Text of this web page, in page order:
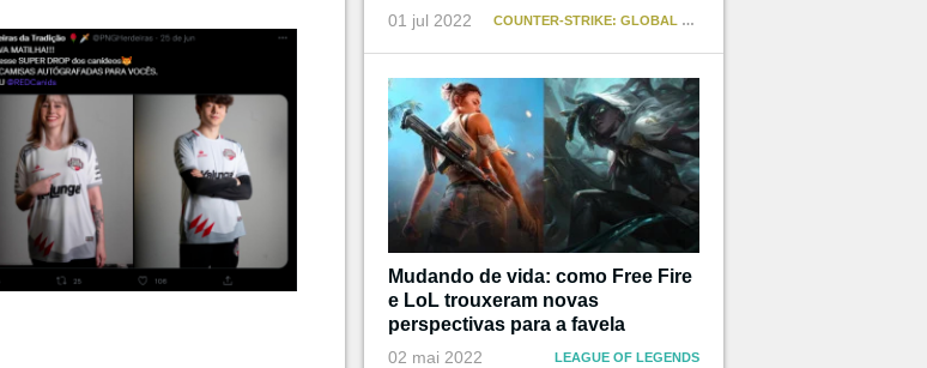
que não teve
01 jul 2022 COUNTER-STRIKE: GLOBAL OFFENSIVE
Mudando de vida: como Free Fire
e LoL trouxeram novas
perspectivas para a favela
02 mai 2022 LEAGUE OF LEGENDS